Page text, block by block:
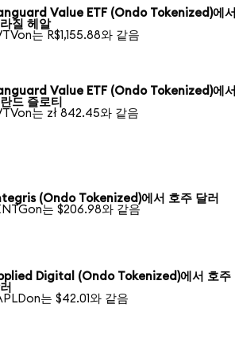
Value ETF (Ondo Tokenized)에서
질 헤알
는 R$1,155.88와 같음
Value ETF (Ondo Tokenized)에서
드 즐로티
는 zł 842.45와 같음
(Ondo Tokenized)에서 호주 달러
는 $206.98와 같음
Digital (Ondo Tokenized)에서 호주
는 $42.01와 같음